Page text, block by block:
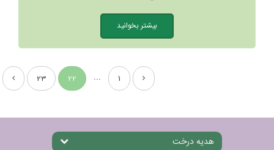
بیشتر بخوانید
23 22 ... 1
هدیه درخت